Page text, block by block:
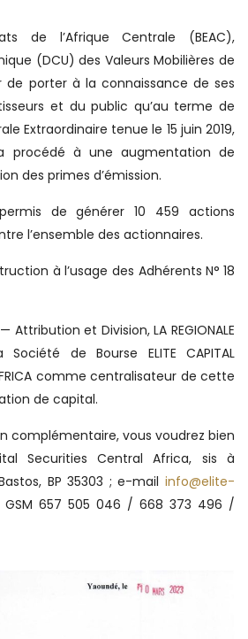
de l’Afrique Centrale (BEAC),
(DCU) des Valeurs Mobilières de
de porter à la connaissance de ses
et du public qu’au terme de
Extraordinaire tenue le 15 juin 2019,
a procédé à une augmentation de
des primes d’émission.
de générer 10 459 actions
l’ensemble des actionnaires.
à l’usage des Adhérents N° 18
et Division, LA REGIONALE
de Bourse ELITE CAPITAL
AFRICA comme centralisateur de cette
de capital.
complémentaire, vous voudrez bien
Securities Central Africa, sis à
BP 35303 ; e-mail info@elite-
GSM 657 505 046 / 668 373 496 /